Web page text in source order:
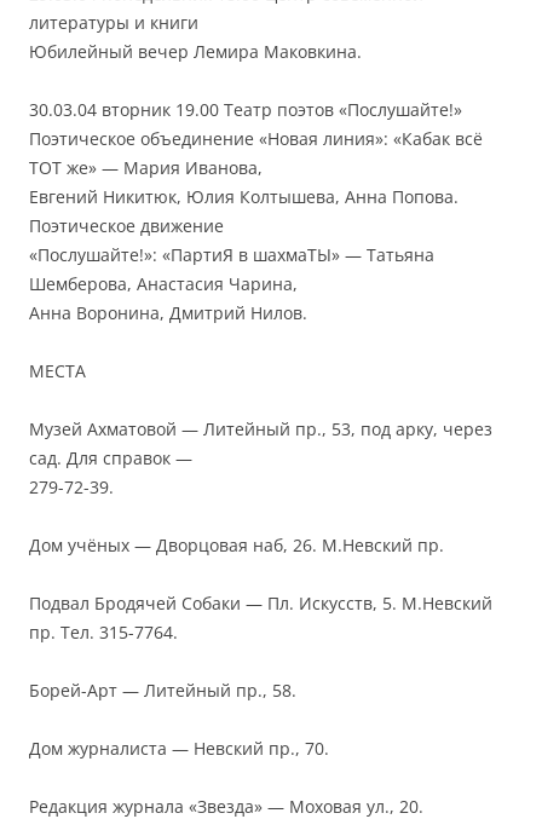
литературы и книги
Юбилейный вечер Лемира Маковкина.
30.03.04 вторник 19.00 Театр поэтов «Послушайте!»
Поэтическое объединение «Новая линия»: «Кабак всё
ТОТ же» — Мария Иванова,
Евгений Никитюк, Юлия Колтышева, Анна Попова.
Поэтическое движение
«Послушайте!»: «ПартиЯ в шахмаТЫ» — Татьяна
Шемберова, Анастасия Чарина,
Анна Воронина, Дмитрий Нилов.
МЕСТА
Музей Ахматовой — Литейный пр., 53, под арку, через
сад. Для справок —
279-72-39.
Дом учёных — Дворцовая наб, 26. М.Невский пр.
Подвал Бродячей Собаки — Пл. Искусств, 5. М.Невский
пр. Тел. 315-7764.
Борей-Арт — Литейный пр., 58.
Дом журналиста — Невский пр., 70.
Редакция журнала «Звезда» — Моховая ул., 20.